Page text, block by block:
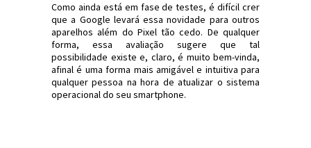
Como ainda está em fase de testes, é difícil crer
que a Google levará essa novidade para outros
aparelhos além do Pixel tão cedo. De qualquer
forma, essa avaliação sugere que tal
possibilidade existe e, claro, é muito bem-vinda,
afinal é uma forma mais amigável e intuitiva para
qualquer pessoa na hora de atualizar o sistema
operacional do seu smartphone.